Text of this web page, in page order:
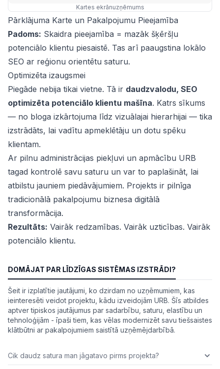
Kartes ekrānuzņēmums
Pārklājuma Karte un Pakalpojumu Pieejamība
Padoms: Skaidra pieejamība = mazāk šķēršļu
potenciālo klientu piesaistē. Tas arī paaugstina lokālo
SEO ar reģionu orientētu saturu.
Optimizēta izaugsmei
Piegāde nebija tikai vietne. Tā ir daudzvalodu, SEO
optimizēta potenciālo klientu mašīna. Katrs sīkums
— no bloga izkārtojuma līdz vizuālajai hierarhijai — tika
izstrādāts, lai vadītu apmeklētāju un dotu spēku
klientam.
Ar pilnu administrācijas piekļuvi un apmācību URB
tagad kontrolē savu saturu un var to paplašināt, lai
atbilstu jauniem piedāvājumiem. Projekts ir pilnīga
tradicionālā pakalpojumu biznesa digitālā
transformācija.
Rezultāts: Vairāk redzamības. Vairāk uzticības. Vairāk
potenciālo klientu.
DOMĀJAT PAR LĪDZĪGAS SISTĒMAS IZSTRĀDI?
Šeit ir izplatītie jautājumi, ko dzirdam no uzņēmumiem, kas
ieinteresēti veidot projektu, kādu izveidojām URB. Šīs atbildes
aptver tipiskos jautājumus par sadarbību, saturu, elastību un
tehnoloģijām - īpaši tiem, kas vēlas modernizēt savu tiešsaistes
klātbūtni ar pakalpojumiem saistītā uzņēmējdarbībā.
Cik daudz satura man jāgatavo pirms projekta?